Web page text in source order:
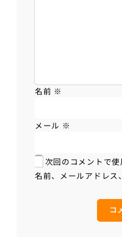
名前 ※
メール ※
次回のコメントで
名前、メールアドレス